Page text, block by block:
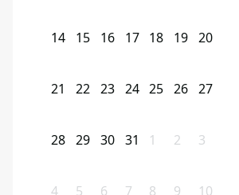
14 15 16 17 18 19 20
21 22 23 24 25 26 27
28 29 30 31 1 2 3
4 5 6 7 8 9 10